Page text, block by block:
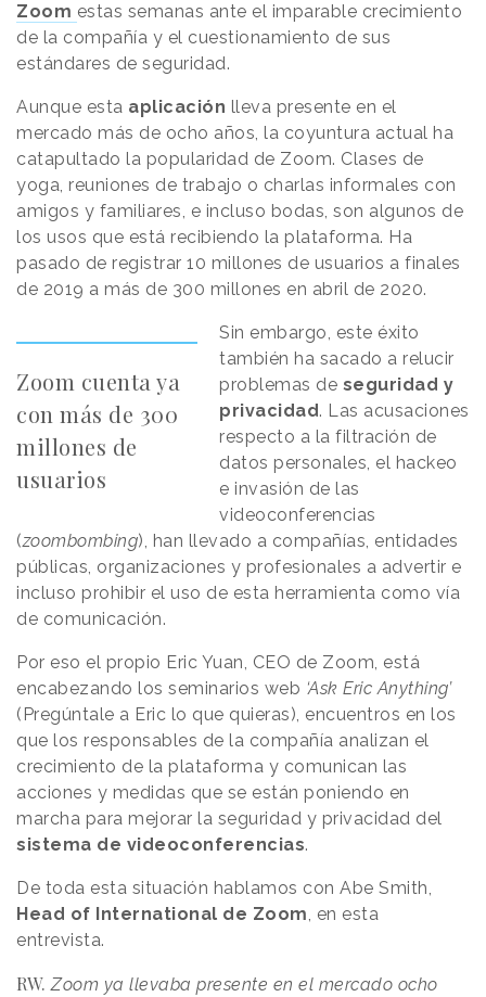
Zoom estas semanas ante el imparable crecimiento
de la compañía y el cuestionamiento de sus
estándares de seguridad.
Aunque esta aplicación lleva presente en el
mercado más de ocho años, la coyuntura actual ha
catapultado la popularidad de Zoom. Clases de
yoga, reuniones de trabajo o charlas informales con
amigos y familiares, e incluso bodas, son algunos de
los usos que está recibiendo la plataforma. Ha
pasado de registrar 10 millones de usuarios a finales
de 2019 a más de 300 millones en abril de 2020.
Zoom cuenta ya
con más de 300
millones de
usuarios
Sin embargo, este éxito
también ha sacado a relucir
problemas de seguridad y
privacidad. Las acusaciones
respecto a la filtración de
datos personales, el hackeo
e invasión de las
videoconferencias
(zoombombing), han llevado a compañías, entidades
públicas, organizaciones y profesionales a advertir e
incluso prohibir el uso de esta herramienta como vía
de comunicación.
Por eso el propio Eric Yuan, CEO de Zoom, está
encabezando los seminarios web ‘Ask Eric Anything’
(Pregúntale a Eric lo que quieras), encuentros en los
que los responsables de la compañía analizan el
crecimiento de la plataforma y comunican las
acciones y medidas que se están poniendo en
marcha para mejorar la seguridad y privacidad del
sistema de videoconferencias.
De toda esta situación hablamos con Abe Smith,
Head of International de Zoom, en esta
entrevista.
RW. Zoom ya llevaba presente en el mercado ocho